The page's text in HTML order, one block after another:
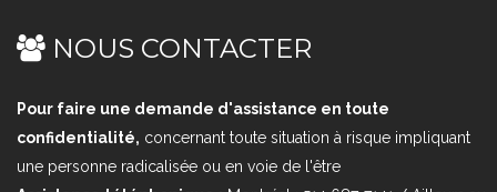
NOUS CONTACTER
Pour faire une demande d'assistance en toute
confidentialité, concernant toute situation à risque impliquant
une personne radicalisée ou en voie de l'être